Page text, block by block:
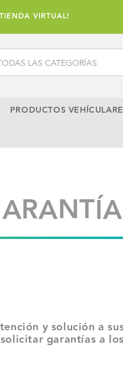
VIRTUAL!
PRODUCTOS
y solución a
garantías a